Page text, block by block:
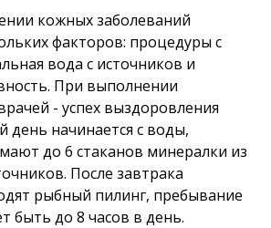
кожных заболеваний
факторов: процедуры с
вода с источников и
При выполнении
- успех выздоровления
день начинается с воды,
до 6 стаканов минералки из
После завтрака
рыбный пилинг, пребывание
быть до 8 часов в день.